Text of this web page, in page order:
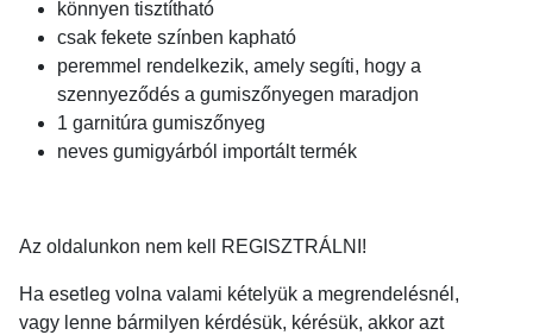
könnyen tisztítható
csak fekete színben kapható
peremmel rendelkezik, amely segíti, hogy a
szennyeződés a gumiszőnyegen maradjon
1 garnitúra gumiszőnyeg
neves gumigyárból importált termék
Az oldalunkon nem kell REGISZTRÁLNI!
Ha esetleg volna valami kételyük a megrendelésnél,
vagy lenne bármilyen kérdésük, kérésük, akkor azt